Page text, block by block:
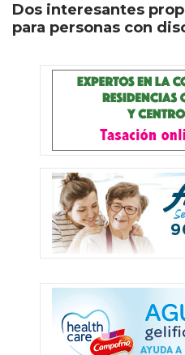
Dos interesantes
para personas con